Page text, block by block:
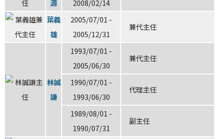
源
2008/02/14
葉義
雄
2005/07/01 -
2005/12/31
兼代主任
林誠
謙
1993/07/01 -
2005/06/30
兼代主任
1990/07/01 -
1993/06/30
代理主任
1989/08/01 -
1990/07/31
副主任